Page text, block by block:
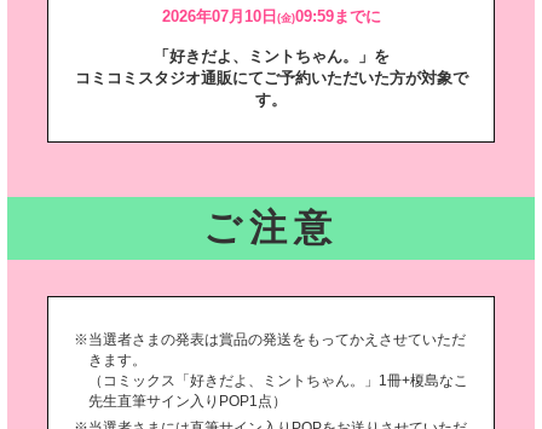
2026年07月10日 (金)09:59までに
「好きだよ、ミントちゃん。」を
コミコミスタジオ通販にてご予約いただいた方が対象で
す。
ご注意
当選者さまの発表は賞品の発送をもってかえさせていただ
きます。
（コミックス「好きだよ、ミントちゃん。」1冊+榎島なこ
先生直筆サイン入りPOP1点）